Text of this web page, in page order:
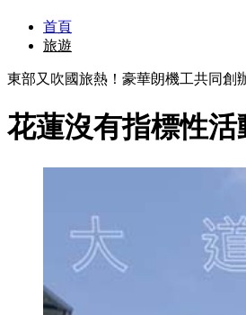
首頁
旅遊
東部又吹國旅熱！豪華朗機工共同創
花蓮沒有指標性